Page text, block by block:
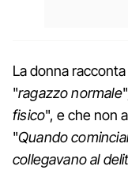
La donna
"ragazzo normale
fisico", e che non
"Quando
collegavano al